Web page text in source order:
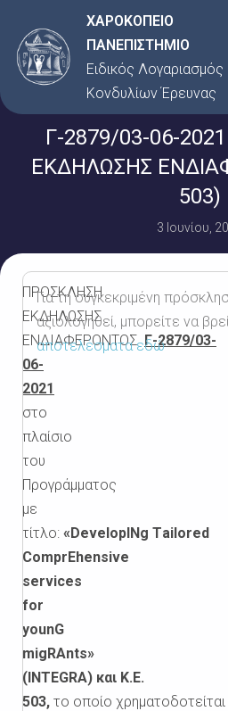
στο
περιεχόμενο
ΧΑΡΟΚΟΠΕΙΟ
ΠΑΝΕΠΙΣΤΗΜΙΟ
Ειδικός Λογαριασμός
Κονδυλίων Έρευνας
Γ-2879/03-06-
ΕΚΔΗΛΩΣΗΣ
503)
3 Ιουνίου,
ΠΡΟΣΚΛΗΣΗ
ΕΚΔΗΛΩΣΗΣ
ΕΝΔΙΑΦΕΡΟΝΤΟΣΓ-2879/03-
06-
2021
στο
πλαίσιο
του
Προγράμματος
με
τίτλο: «DevelopINg Τailored
ComprEhensive
services
for
younG
migRAnts»
(INTEGRA) και Κ.Ε.
503, το οποίο
Για τη συγκεκριμένη
αξιολογηθεί, μπορείτε να
αποτελέσματα εδώ